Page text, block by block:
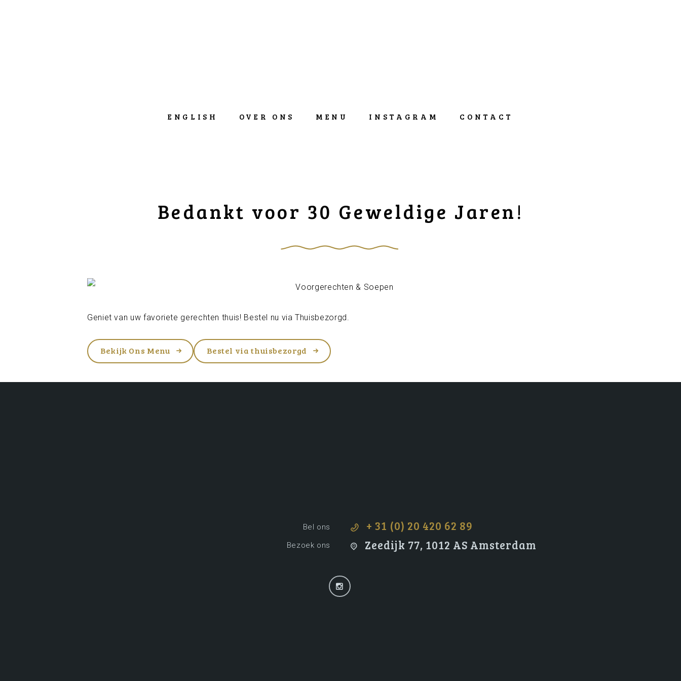
ENGLISH OVER ONS MENU INSTAGRAM CONTACT
Bedankt voor 30 Geweldige Jaren!
Geniet van uw favoriete gerechten thuis! Bestel nu viaThuisbezorgd .
Bekijk Ons Menu Bestel via thuisbezorgd
+ 31 (0) 20 420 62 89
Zeedijk 77, 1012 AS Amsterdam
Bel ons
Bezoek ons